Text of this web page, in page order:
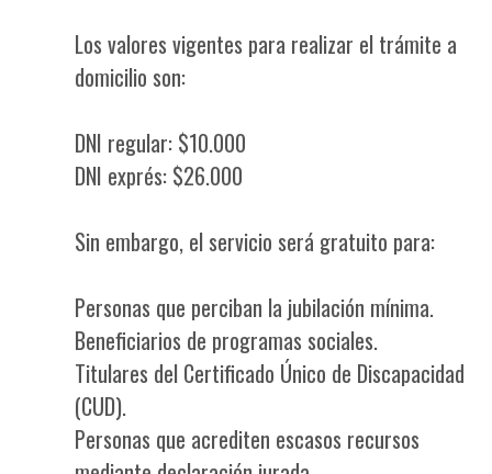
Los valores vigentes para realizar el trámite a
domicilio son:
DNI regular: $10.000
DNI exprés: $26.000
Sin embargo, el servicio será gratuito para:
Personas que perciban la jubilación mínima.
Beneficiarios de programas sociales.
Titulares del Certificado Único de Discapacidad
(CUD).
Personas que acrediten escasos recursos